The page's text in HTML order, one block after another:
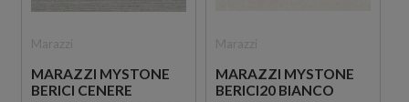
MARAZZI MYSTONE
BERICI CENERE
MARAZZI MYSTONE
BERICI20 BIANCO